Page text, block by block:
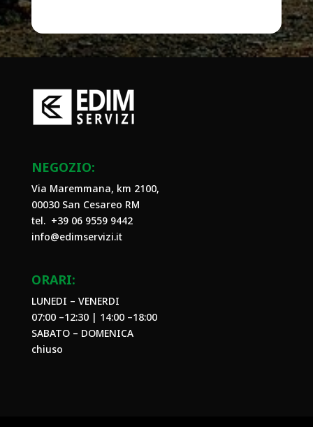
NEGOZIO:
Via Maremmana, km 2100,
00030 San Cesareo RM
tel. +39 06 9559 9442
info@edimservizi.it
ORARI:
LUNEDI – VENERDI
07:00 –12:30 | 14:00 –18:00
SABATO – DOMENICA
chiuso